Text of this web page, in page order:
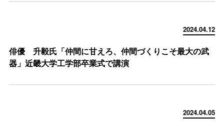
2024.04.12
俳優 升毅氏「仲間に甘えろ、仲間づくりこそ最大の武
器」近畿大学工学部卒業式で講演
2024.04.05